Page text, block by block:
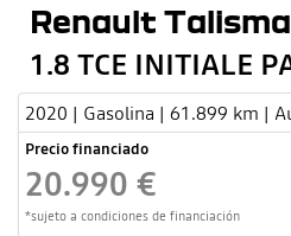
Renault
1.8 TCE INITIALE
2020 | Gasolina | 61.899 km |
Precio financiado
20.990 €
*sujeto a condiciones de financiación